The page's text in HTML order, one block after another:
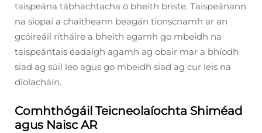
taispeána tábhachtacha ó bheith briste. Taispeánann
na siopaí a chaitheann beagán tionscnamh ar an
gcóireáil rítháire a bheith agamh go mbeidh na
taispeántais éadaigh agamh ag obair mar a bhíodh
siad ag súil leo agus go mbeidh siad ag cur leis na
díolacháin.
Comhthógáil Teicneolaíochta Shiméad
agus Naisc AR